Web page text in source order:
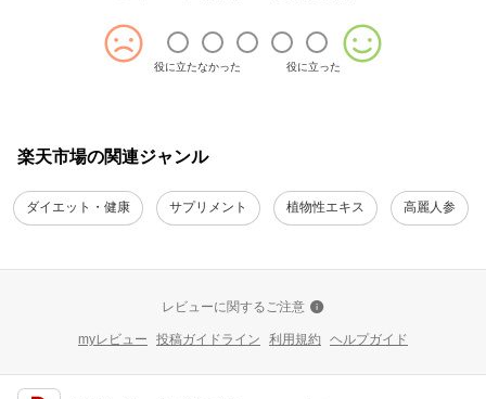
役に立たなかった 役に立った
楽天市場の関連ジャンル
ダイエット・健康 サプリメント 植物性エキス 高麗人参
レビューに関するご注意
myレビュー 投稿ガイドライン 利用規約 ヘルプガイド